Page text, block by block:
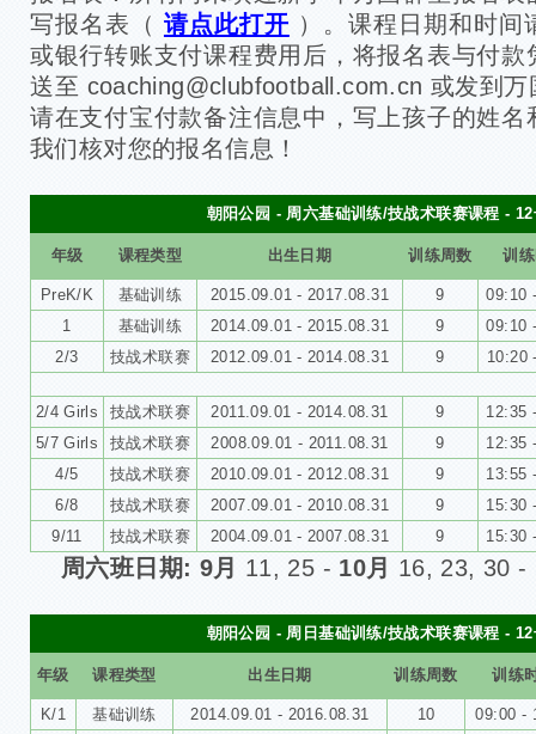
写报名表（ 请点此打开 ）。课程日期和时间
或银行转账支付课程费用后，将报名表与付
送至 coaching@clubfootball.com.cn 或发到
请在支付宝付款备注信息中，写上孩子的姓
我们核对您的报名信息！
朝阳公园 - 周六基础训练/技战术联赛课程 - 12
年级 课程类型 出生日期 训练周数 训
PreK/K 基础训练 2015.09.01 - 2017.08.31 9
09:10
1
基础训练 2014.09.01 - 2015.08.31 9
09:10
2/3
技战术联赛 2012.09.01 - 2014.08.31 9 10:20
2/4 Girls 技战术联赛 2011.09.01 - 2014.08.31 9
12:35
5/7 Girls
技战术联赛 2008.09.01 - 2011.08.31 9
12:35
4/5
技战术联赛 2010.09.01 - 2012.08.31 9
13:55
6/8
技战术联赛 2007.09.01 - 2010.08.31 9 15:30
9/11
技战术联赛 2004.09.01 - 2007.08.31 9 15:30
周六班日期: 9月 11, 25 - 10月 16, 23, 30 -
朝阳公园 - 周日基础训练/技战术联赛课程 -
年级 课程类型 出生日期 训练周数 训练
K/1 基础训练 2014.09.01 - 2016.08.31 10
09:00 -